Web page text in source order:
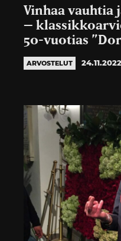
Vinhaa vauhtia
–
50-vuotias
ARVOSTELUT 24.11.2022